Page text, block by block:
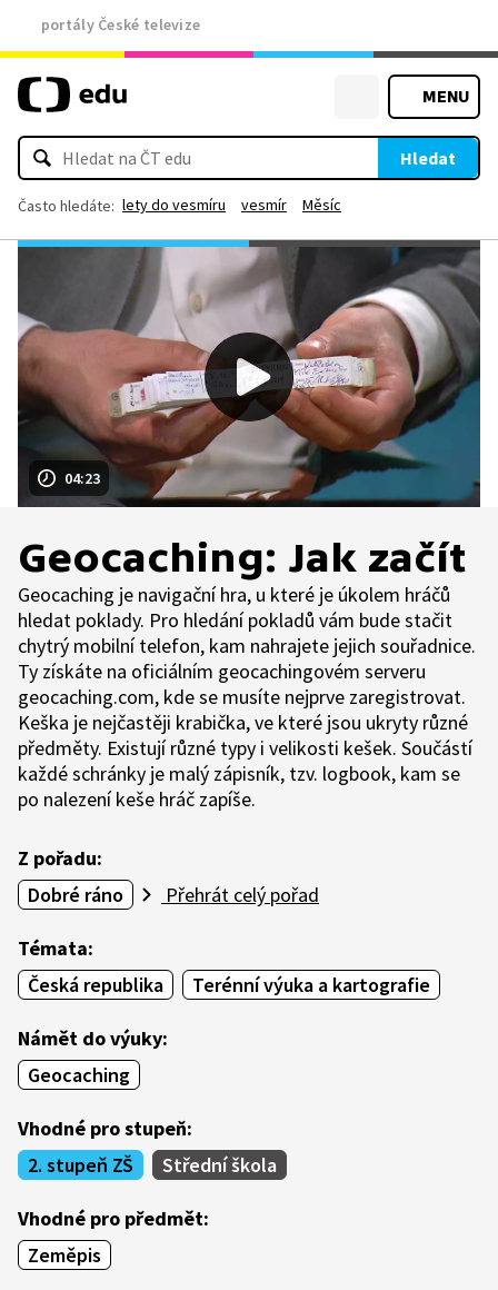
portály České televize
MENU
Hledat
Často hledáte: lety do vesmíru vesmír Měsíc
04:23
Geocaching: Jak začít
Geocaching je navigační hra, u které je úkolem hráčů
hledat poklady. Pro hledání pokladů vám bude stačit
chytrý mobilní telefon, kam nahrajete jejich souřadnice.
Ty získáte na oficiálním geocachingovém serveru
geocaching.com, kde se musíte nejprve zaregistrovat.
Keška je nejčastěji krabička, ve které jsou ukryty různé
předměty. Existují různé typy i velikosti kešek. Součástí
každé schránky je malý zápisník, tzv. logbook, kam se
po nalezení keše hráč zapíše.
Z pořadu:
Dobré ráno
Přehrát celý pořad
Témata:
Česká republika
Terénní výuka a kartografie
Námět do výuky:
Geocaching
Vhodné pro stupeň:
2. stupeň ZŠ
Střední škola
Vhodné pro předmět:
Zeměpis